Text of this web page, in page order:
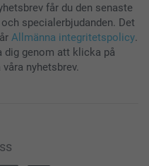
får du den senaste
specialerbjudanden. Det
Allmänna integritetspolicy.
dig genom att klicka på
nyhetsbrev.